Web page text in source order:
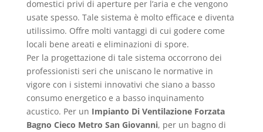
domestici privi di aperture per l’aria e che vengono
usate spesso. Tale sistema è molto efficace e diventa
utilissimo. Offre molti vantaggi di cui godere come
locali bene areati e eliminazioni di spore.
Per la progettazione di tale sistema occorrono dei
professionisti seri che uniscano le normative in
vigore con i sistemi innovativi che siano a basso
consumo energetico e a basso inquinamento
acustico. Per un Impianto Di Ventilazione Forzata
Bagno Cieco Metro San Giovanni, per un bagno di